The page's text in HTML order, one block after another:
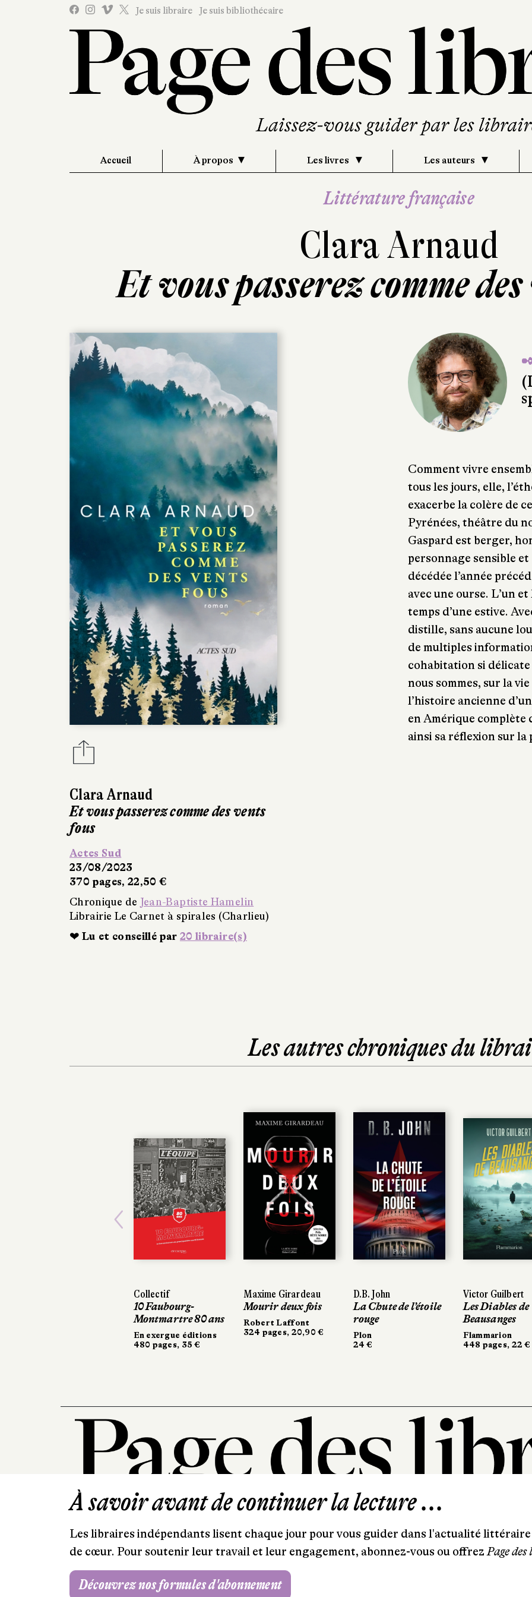
Je suis libraire Je suis bibliothécaire
Accueil À propos Les livres Les auteurs
Littérature française
Clara Arnaud
Et vous passerez comme
Clara Arnaud
Et vous passerez comme des vents
fous
Actes Sud
23/08/2023
370 pages, 22,50 €
Chronique de Jean-Baptiste Hamelin
Librairie Le Carnet à spirales (Charlieu)
❤ Lu et conseillé par 20 libraire(s)
Comment vivre
tous les jours, elle,
exacerbe la colère de
Pyrénées, théâtre du
Gaspard est berger,
personnage sensible
décédée l’année
avec une ourse. L’un
temps d’une estive.
distille, sans aucune
de multiples
cohabitation si délicate
nous sommes, sur la
l’histoire ancienne
en Amérique complète
ainsi sa réflexion sur la
Les autres chroniques du
Collectif
10 Faubourg-
Montmartre 80 ans
En exergue éditions
480 pages, 35 €
Maxime Girardeau
Mourir deux fois
Robert Laffont
324 pages, 20,90 €
D.B. John
La Chute de l’étoile
rouge
Plon
24 €
Victor Guilbert
Les Diables de
Beausanges
Flammarion
448 pages, 22 €
Maxime Girardeau
Mourir deux fois
Robert Laffont
324 pages, 20,90 €
D.B. John
La Chute de l’étoile
rouge
Plon
24 €
Victor Guilbert
Les Diables de
Beausanges
Flammarion
448 pages, 22 €
Previous
101, rue Saint-Lazare
T. 01 44 41 97 20
À savoir avant de continuer la lecture ...
Les libraires indépendants lisent chaque jour pour vous guider dans l'actualité
de cœur. Pour soutenir leur travail et leur engagement, abonnez-vous ou offrezPage
Découvrez nos formules d'abonnement